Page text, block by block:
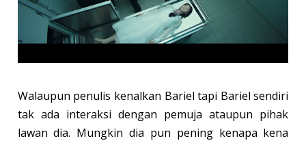
Walaupun penulis kenalkan Bariel tapi Bariel sendiri
tak ada interaksi dengan pemuja ataupun pihak
lawan dia. Mungkin dia pun pening kenapa kena